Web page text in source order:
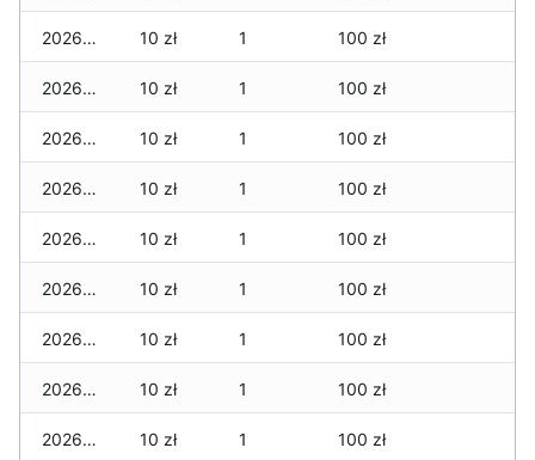
2026-07-21 10 zł 1 100 zł
2026-07-20 10 zł 1 100 zł
2026-07-18 10 zł 1 100 zł
2026-07-17 10 zł 1 100 zł
2026-07-16 10 zł 1 100 zł
2026-07-15 10 zł 1 100 zł
2026-07-14 10 zł 1 100 zł
2026-07-13 10 zł 1 100 zł
2026-07-12 10 zł 1 100 zł